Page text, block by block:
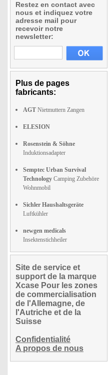
Restez en contact avec
nous et indiquez votre
adresse mail pour
recevoir notre
newsletter:
Plus de pages
fabricants:
AGT Nietmuttern Zangen
ELESION
Rosenstein & Söhne
Induktionsadapter
Semptec Urban Survival
Technology Camping Zubehöre
Wohnmobil
Sichler Haushaltsgeräte
Luftkühler
newgen medicals
Insektenstichheiler
Site de service et
support de la marque
Xcase Pour les zones
de commercialisation
de l'Allemagne, de
l'Autriche et de la
Suisse
Confidentialité
A propos de nous